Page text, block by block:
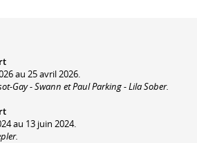
au 25 avril 2026.
Gay - Swann et Paul Parking - Lila Sober.
au 13 juin 2024.